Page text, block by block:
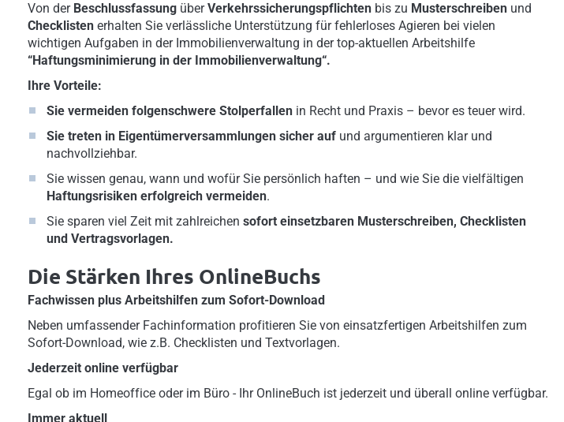
Von der Beschlussfassung überVerkehrssicherungspflichten bis zu Musterschreiben und
Checklisten erhalten Sie verlässliche Unterstützung für fehlerloses Agieren bei vielen
wichtigen Aufgaben in der Immobilienverwaltung in der top-aktuellen Arbeitshilfe
“Haftungsminimierung in der Immobilienverwaltung“.
Ihre Vorteile:
Sie vermeiden folgenschwere Stolperfallen in Recht und Praxis – bevor es teuer wird.
Sie treten in Eigentümerversammlungen sicher auf und argumentieren klar und
nachvollziehbar.
Sie wissen genau, wann und wofür Sie persönlich haften – und wie Sie die vielfältigen
Haftungsrisiken erfolgreich vermeiden.
Sie sparen viel Zeit mit zahlreichen sofort einsetzbaren Musterschreiben, Checklisten
und Vertragsvorlagen.
Die Stärken Ihres OnlineBuchs
Fachwissen plus Arbeitshilfen zum Sofort-Download
Neben umfassender Fachinformation profitieren Sie von einsatzfertigen Arbeitshilfen zum
Sofort-Download, wie z.B. Checklisten und Textvorlagen.
Jederzeit online verfügbar
Egal ob im Homeoffice oder im Büro - Ihr OnlineBuch ist jederzeit und überall online verfügbar.
Immer aktuell